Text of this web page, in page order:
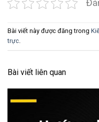
Bài viết này được đăng trong
trực.
Bài viết liên quan